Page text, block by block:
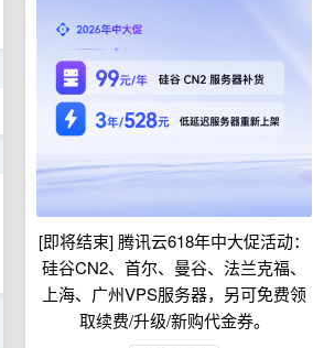
[即将结束] 腾讯云618年中大促活动：
硅谷CN2、首尔、曼谷、法兰克福、
上海、广州VPS服务器，另可免费领
取续费/升级/新购代金券。